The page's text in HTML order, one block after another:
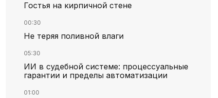
Гостья на кирпичной стене
00:30
Не теряя поливной влаги
05:30
ИИ в судебной системе: процессуальные
гарантии и пределы автоматизации
01:00